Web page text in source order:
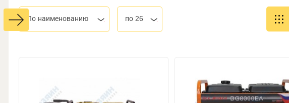
По наименованию по 26